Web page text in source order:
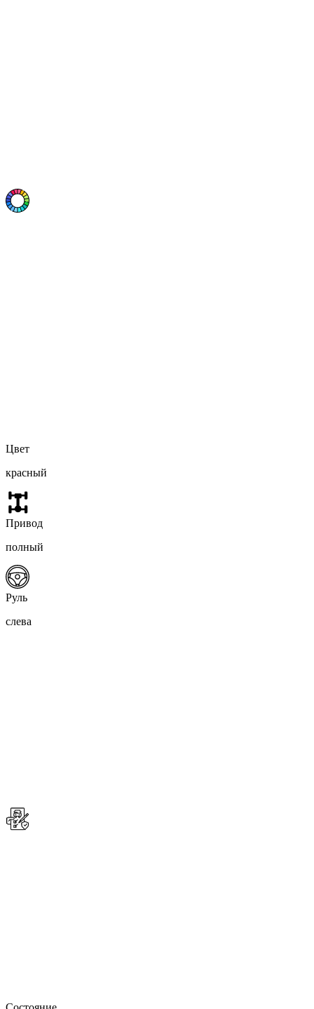
Цвет
красный
Привод
полный
Руль
слева